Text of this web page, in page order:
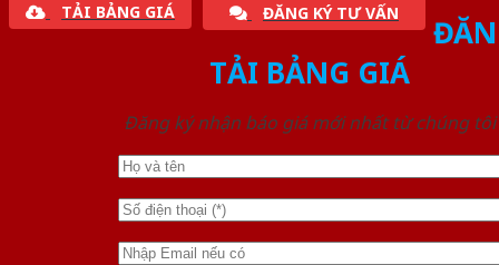
TẢI BẢNG GIÁ ĐĂNG KÝ TƯ VẤN
TẢI BẢNG GIÁ
Đăng ký nhận báo giá mới nhất từ chúng tôi